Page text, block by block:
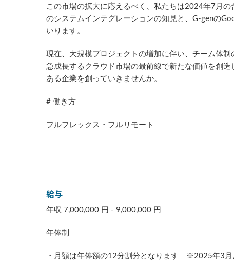
この市場の拡大に応えるべく、私たちは2024年7月
のシステムインテグレーションの知見と、G-genの
いります。
現在、大規模プロジェクトの増加に伴い、チーム体
急成長するクラウド市場の最前線で新たな価値を創
ある企業を創っていきませんか。
# 働き方
フルフレックス・フルリモート
給与
年収 7,000,000 円 - 9,000,000 円
年俸制
・月額は年俸額の12分割分となります ※2025年3月